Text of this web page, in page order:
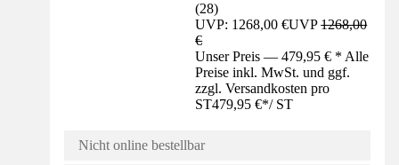
(28)
UVP: 1268,00 €UVP1268,00
€
Unser Preis — 479,95 € * Alle
Preise inkl. MwSt. und ggf.
zzgl. Versandkosten pro
ST479,95 €*/ ST
Nicht online bestellbar